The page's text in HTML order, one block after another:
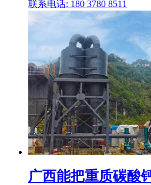
联系电话: 180 3780 8511
广西能把重质碳酸